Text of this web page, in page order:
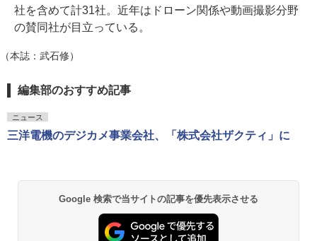
社を含めて計31社。近年はドローン関係や動画撮影分野
の賛同社が目立っている。
（本誌：武石修）
編集部のおすすめ記事
ニュース
三洋電機のデジカメ事業会社、「株式会社ザクティ」に
Google 検索で当サイトの記事を優先表示させる